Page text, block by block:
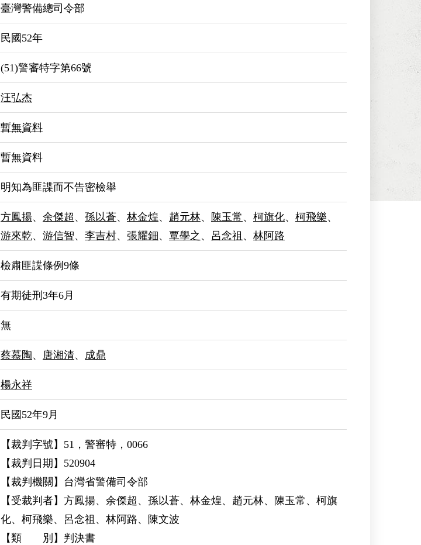
臺灣警備總司令部
民國52年
(51)警審特字第66號
汪弘杰
暫無資料
暫無資料
明知為匪諜而不告密檢舉
方鳳揚、 余傑超 、 孫以蒼、 林金煌、 趙元林、 陳玉常 、 柯旗化、 柯飛樂、
游來乾、 游信智、 李吉村、 張耀鈿、 覃學之 、 呂念祖 、 林阿路
檢肅匪諜條例9條
有期徒刑3年6月
無
蔡慕陶、 唐湘清、 成鼎
楊永祥
民國52年9月
【裁判字號】51，警審特，0066
【裁判日期】520904
【裁判機關】台灣省警備司令部
【受裁判者】方鳳揚、余傑超、孫以蒼、林金煌、趙元林、陳玉常、柯旗
化、柯飛樂、呂念祖、林阿路、陳文波
【類 別】判決書